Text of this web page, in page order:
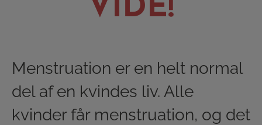
VIDE!
Menstruation er en helt normal
del af en kvindes liv. Alle
kvinder får menstruation, og det